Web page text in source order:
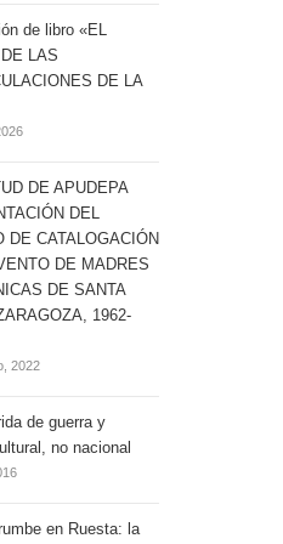
de libro «EL
LAS
DE LA
DE APUDEPA
DEL
DE CATALOGACIÓN
DE MADRES
DE SANTA
1962-
2022
de guerra y
no nacional
en Ruesta: la